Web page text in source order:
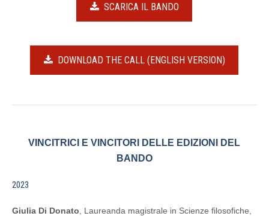
SCARICA IL BANDO
DOWNLOAD THE CALL (ENGLISH VERSION)
VINCITRICI E VINCITORI DELLE EDIZIONI DEL
BANDO
2023
Giulia Di Donato , Laureanda magistrale in Scienze filosofiche,